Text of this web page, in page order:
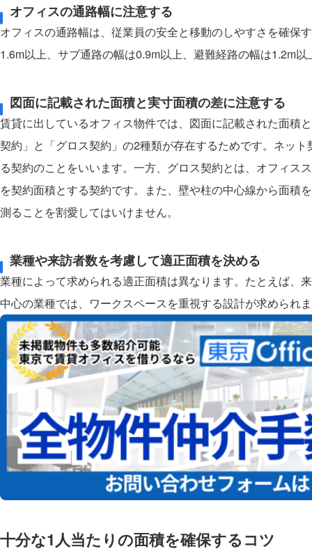
オフィスの通路幅に注意する
オフィスの通路幅は、従業員の安全と移動のしやすさを確保
1.6m以上、サブ通路の幅は0.9m以上、避難経路の幅は1.2m
図面に記載された面積と実寸面積の差に注意する
賃貸に出しているオフィス物件では、図面に記載された面積
契約」と「グロス契約」の2種類が存在するためです。ネッ
る契約のことをいいます。一方、グロス契約とは、オフィス
を契約面積とする契約です。また、壁や柱の中心線から面積
測ることを割愛してはいけません。
業種や来訪者数を考慮して適正面積を決める
業種によって求められる適正面積は異なります。たとえば、
中心の業種では、ワークスペースを重視する設計が求められ
十分な1人当たりの面積を確保するコツ